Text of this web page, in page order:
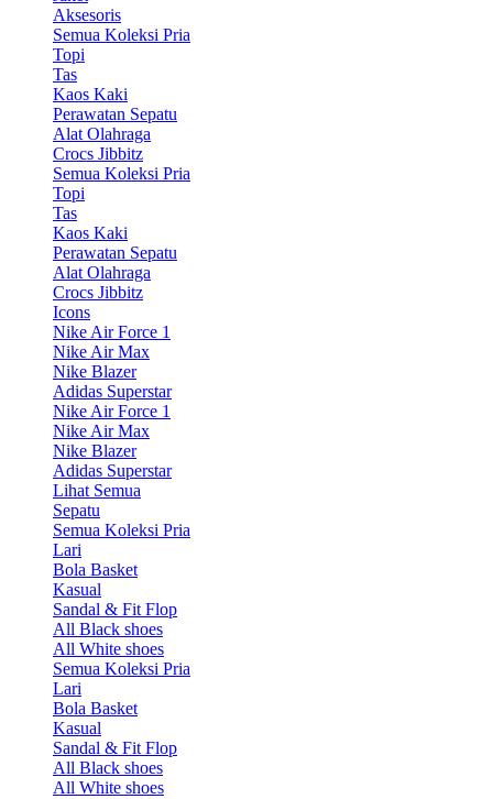
Aksesoris
Semua Koleksi Pria
Topi
Tas
Kaos Kaki
Perawatan Sepatu
Alat Olahraga
Crocs Jibbitz
Semua Koleksi Pria
Topi
Tas
Kaos Kaki
Perawatan Sepatu
Alat Olahraga
Crocs Jibbitz
Icons
Nike Air Force 1
Nike Air Max
Nike Blazer
Adidas Superstar
Nike Air Force 1
Nike Air Max
Nike Blazer
Adidas Superstar
Lihat Semua
Sepatu
Semua Koleksi Pria
Lari
Bola Basket
Kasual
Sandal & Fit Flop
All Black shoes
All White shoes
Semua Koleksi Pria
Lari
Bola Basket
Kasual
Sandal & Fit Flop
All Black shoes
All White shoes